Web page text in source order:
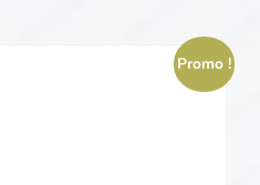
Promo !